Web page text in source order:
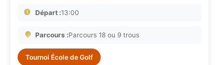
Départ :13:00
Parcours :Parcours 18 ou 9 trous
Tournoi École de Golf